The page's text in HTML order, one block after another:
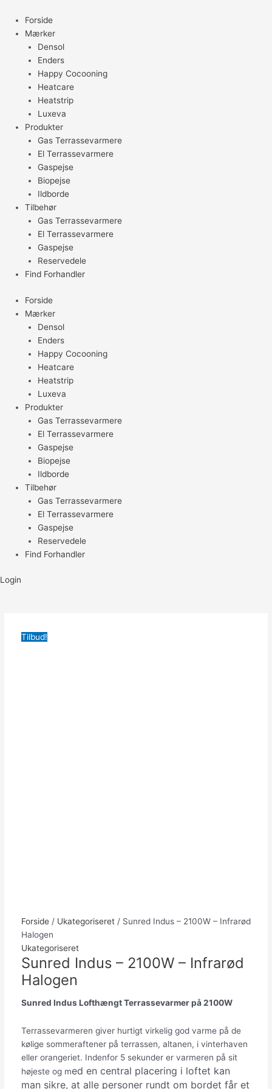
indholdet
Forside
Mærker
Densol
Enders
Happy Cocooning
Heatcare
Heatstrip
Luxeva
Produkter
Gas Terrassevarmere
El Terrassevarmere
Gaspejse
Biopejse
Ildborde
Tilbehør
Gas Terrassevarmere
El Terrassevarmere
Gaspejse
Reservedele
Find Forhandler
Forside
Mærker
Densol
Enders
Happy Cocooning
Heatcare
Heatstrip
Luxeva
Produkter
Gas Terrassevarmere
El Terrassevarmere
Gaspejse
Biopejse
Ildborde
Tilbehør
Gas Terrassevarmere
El Terrassevarmere
Gaspejse
Reservedele
Find Forhandler
Login
Tilbud!
Forside/ Ukategoriseret/ Sunred Indus – 2100W – Infrarød
Halogen
Ukategoriseret
Sunred Indus – 2100W – Infrarød
Halogen
Sunred Indus Lofthængt Terrassevarmer på 2100W
Terrassevarmeren giver hurtigt virkelig god varme på de
kølige sommeraftener på terrassen, altanen, i vinterhaven
eller orangeriet. Indenfor 5 sekunder er varmeren på sit
højeste og med en central placering i loftet kan
man sikre, at alle personer rundt om bordet får et